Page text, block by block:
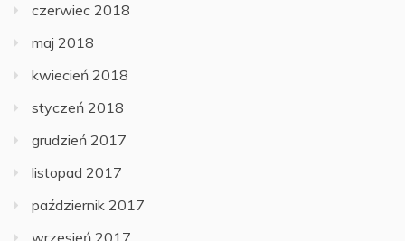
czerwiec 2018
maj 2018
kwiecień 2018
styczeń 2018
grudzień 2017
listopad 2017
październik 2017
wrzesień 2017